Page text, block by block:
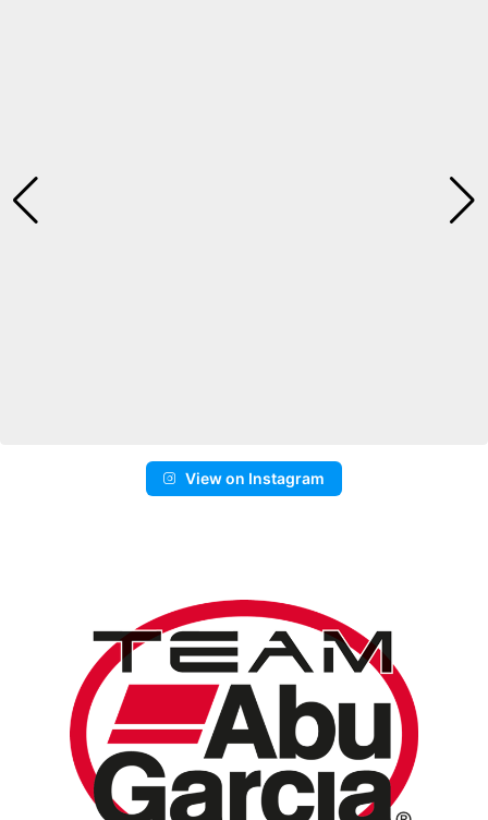
View on Instagram